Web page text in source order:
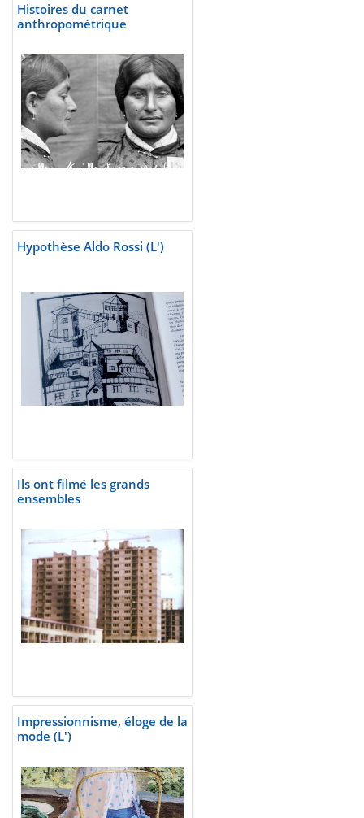
Histoires du carnet
anthropométrique
Hypothèse Aldo Rossi (L')
Ils ont filmé les grands
ensembles
Impressionnisme, éloge de la
mode (L')